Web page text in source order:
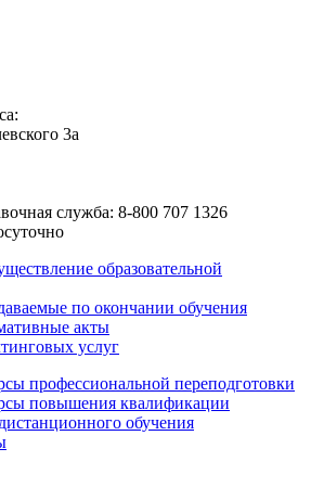
3а
служба: 8-800 707 1326
образовательной
по окончании обучения
акты
услуг
профессиональной переподготовки
повышения квалификации
обучения